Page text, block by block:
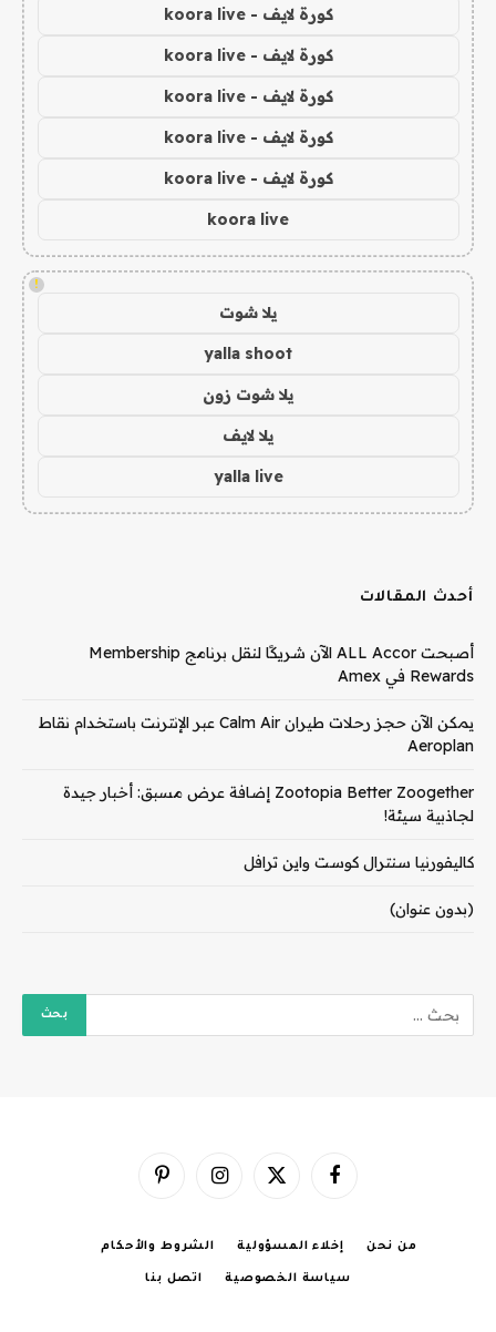
كورة لايف - koora live
كورة لايف - koora live
كورة لايف - koora live
كورة لايف - koora live
كورة لايف - koora live
koora live
!
يلا شوت
yalla shoot
يلا شوت زون
يلا لايف
yalla live
أحدث المقالات
أصبحت ALL Accor الآن شريكًا لنقل برنامج Membership
Rewards في Amex
يمكن الآن حجز رحلات طيران Calm Air عبر الإنترنت باستخدام نقاط
Aeroplan
Zootopia Better Zoogether إضافة عرض مسبق: أخبار جيدة
لجاذبية سيئة!
كاليفورنيا سنترال كوست واين ترافل
(بدون عنوان)
فيسبوك X
الانستغرامبينتيريست
من نحن إخلاء المسؤولية الشروط والأحكام
سياسة الخصوصية اتصل بنا